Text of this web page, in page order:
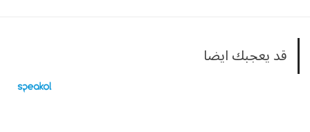
قد يعجبك ايضا